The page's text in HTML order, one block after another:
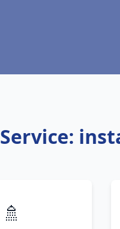
Service:
🚿